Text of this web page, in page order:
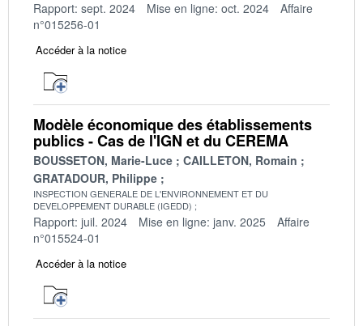
Rapport: sept. 2024 Mise en ligne: oct. 2024
Affaire
n°015256-01
Accéder à la notice
Modèle économique des établissements
publics - Cas de l'IGN et du CEREMA
BOUSSETON, Marie-Luce
CAILLETON, Romain
GRATADOUR, Philippe
INSPECTION GENERALE DE L'ENVIRONNEMENT ET DU
DEVELOPPEMENT DURABLE (IGEDD)
Rapport: juil. 2024 Mise en ligne: janv. 2025
Affaire
n°015524-01
Accéder à la notice